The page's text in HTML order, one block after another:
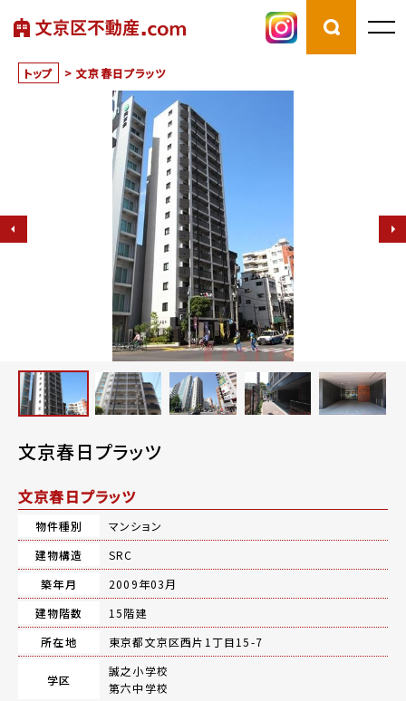
トップ > 文京春日プラッツ
文京春日プラッツ
文京春日プラッツ
物件種別
マンション
建物構造
SRC
築年月
2009年03月
建物階数
15階建
所在地
東京都文京区西片1丁目15-7
学区
誠之小学校
第六中学校